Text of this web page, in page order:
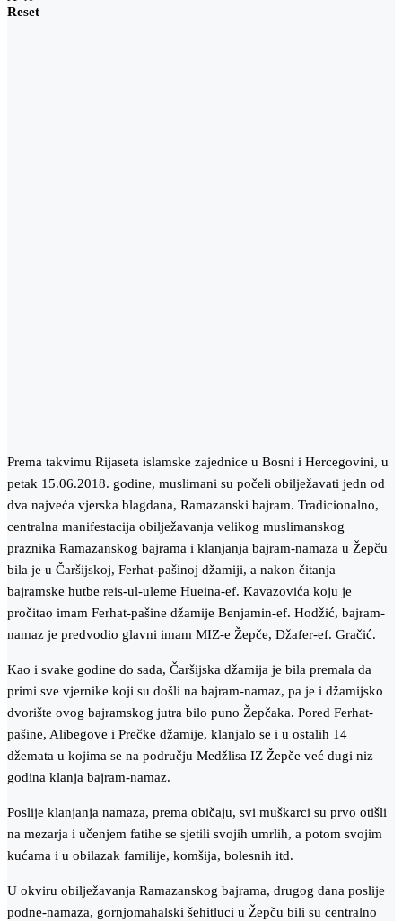
Reset
Prema takvimu Rijaseta islamske zajednice u Bosni i Hercegovini, u
petak 15.06.2018. godine, muslimani su počeli obilježavati jedn od
dva najveća vjerska blagdana, Ramazanski bajram. Tradicionalno,
centralna manifestacija obilježavanja velikog muslimanskog
praznika Ramazanskog bajrama i klanjanja bajram-namaza u Žepču
bila je u Čaršijskoj, Ferhat-pašinoj džamiji, a nakon čitanja
bajramske hutbe reis-ul-uleme Hueina-ef. Kavazovića koju je
pročitao imam Ferhat-pašine džamije Benjamin-ef. Hodžić, bajram-
namaz je predvodio glavni imam MIZ-e Žepče, Džafer-ef. Gračić.
Kao i svake godine do sada, Čaršijska džamija je bila premala da
primi sve vjernike koji su došli na bajram-namaz, pa je i džamijsko
dvorište ovog bajramskog jutra bilo puno Žepčaka. Pored Ferhat-
pašine, Alibegove i Prečke džamije, klanjalo se i u ostalih 14
džemata u kojima se na području Medžlisa IZ Žepče već dugi niz
godina klanja bajram-namaz.
Poslije klanjanja namaza, prema običaju, svi muškarci su prvo otišli
na mezarja i učenjem fatihe se sjetili svojih umrlih, a potom svojim
kućama i u obilazak familije, komšija, bolesnih itd.
U okviru obilježavanja Ramazanskog bajrama, drugog dana poslije
podne-namaza, gornjomahalski šehitluci u Žepču bili su centralno